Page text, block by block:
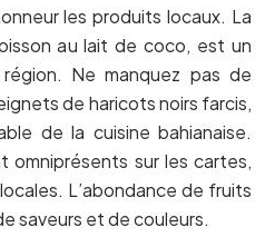
les produits locaux. La
au lait de coco, est un
Ne manquez pas de
de haricots noirs farcis,
de la cuisine bahianaise.
omniprésents sur les cartes,
L’abondance de fruits
saveurs et de couleurs.